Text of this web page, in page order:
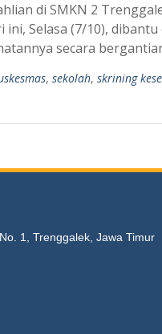
di SMKN 2
Selasa (7/10),
secara
, sekolah, skrining
1, Trenggalek, Jawa Timur